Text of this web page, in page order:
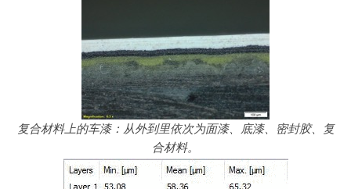
复合材料上的车漆：从外到里依次为面漆、底漆、密封胶、复
合材料。